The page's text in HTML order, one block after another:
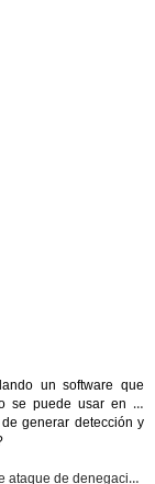
un software que
se puede usar en el
generar detección y
ataque de denegación